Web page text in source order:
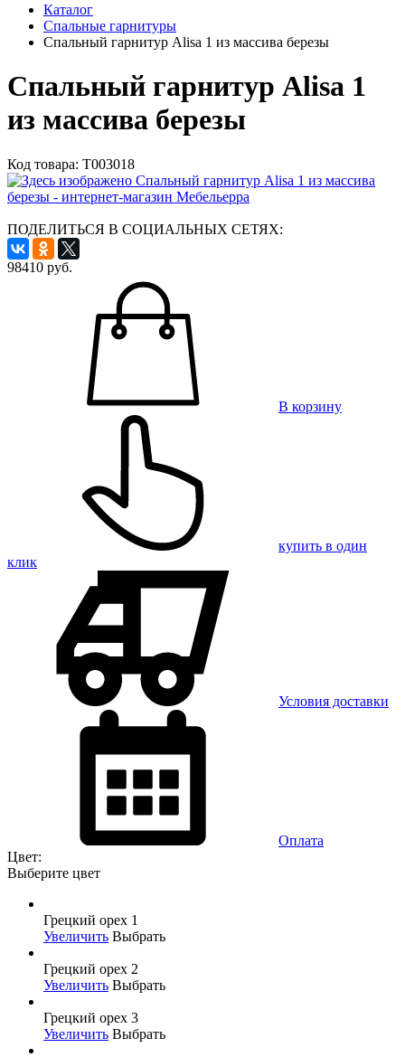
Каталог
Спальные гарнитуры
Спальный гарнитур Alisa 1 из массива березы
Спальный гарнитур Alisa 1
из массива березы
Код товара: Т003018
ПОДЕЛИТЬСЯ В СОЦИАЛЬНЫХ СЕТЯХ:
98410 руб.
В корзину
купить в один
клик
Условия доставки
Оплата
Цвет:
Выберите цвет
Грецкий орех 1
Увеличить Выбрать
Грецкий орех 2
Увеличить Выбрать
Грецкий орех 3
Увеличить Выбрать